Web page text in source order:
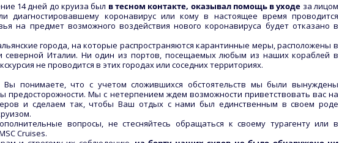
14 дней до круиза был в тесном контакте, оказывал помощь в уходе за лицом
диагностировавшему коронавирус или кому в настоящее время проводится
на предмет возможного воздействия нового коронавируса будет отказано в
города, на которые распространяются карантинные меры, расположены в
северной Италии. Ни один из портов, посещаемых любым из наших кораблей в
не проводится в этих городах или соседних территориях.
понимаете, что с учетом сложившихся обстоятельств мы были вынуждены
предосторожности. Мы с нетерпением ждем возможности приветствовать вас на
и сделаем так, чтобы Ваш отдых с нами был единственным в своем роде
вопросы, не стесняйтесь обращаться к своему турагенту или в
Cruises.